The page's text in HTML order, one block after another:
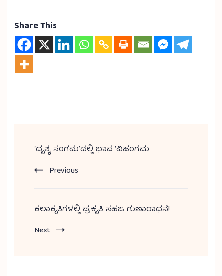
Share This
‘ದೃಶ್ಯ ಸಂಗಮ’ದಲ್ಲಿ ಭಾವ ‘ವಿಹಂಗಮ
Previous
ಕಲಾಕೃತಿಗಳಲ್ಲಿ ಪ್ರಕೃತಿ ಸಹಜ ಗುಣಾರಾಧನೆ!
Next